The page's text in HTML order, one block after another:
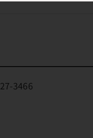
27-3466